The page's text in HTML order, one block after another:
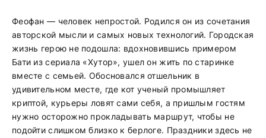
Феофан — человек непростой. Родился он из сочетания
авторской мысли и самых новых технологий. Городская
жизнь герою не подошла: вдохновившись примером
Бати из сериала «Хутор», ушел он жить по старинке
вместе с семьей. Обосновался отшельник в
удивительном месте, где кот ученый промышляет
криптой, курьеры ловят сами себя, а пришлым гостям
нужно осторожно прокладывать маршрут, чтобы не
подойти слишком близко к берлоге. Праздники здесь не